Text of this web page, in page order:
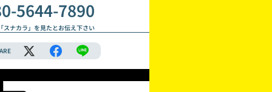
5644-7890
スナカラ」を見たとお伝え下さい